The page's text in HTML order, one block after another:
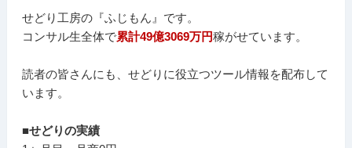
せどり工房の『ふじもん』です。
コンサル生全体で累計49億3069万円稼がせています。
読者の皆さんにも、せどりに役立つツール情報を配布して
います。
■せどりの実績